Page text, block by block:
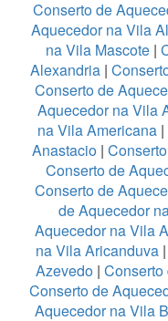
Conserto de
Aquecedor na Vila
na Vila Mascote|
Alexandria|
Conserto de
Aquecedor na Vila
na Vila Americana |
Anastacio|
Conserto de
Conserto de
de Aquecedor
Aquecedor na Vila
na Vila Aricanduva |
Azevedo |
Conserto de
Aquecedor na Vila